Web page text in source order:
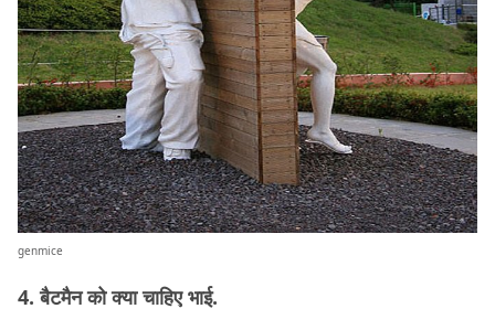
genmice
4. बैटमैन को क्या चाहिए भाई.